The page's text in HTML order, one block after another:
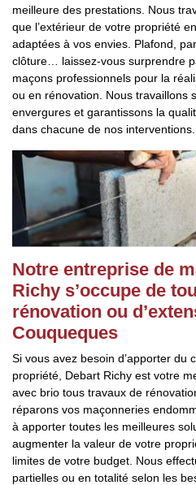
meilleure des prestations. Nous
que l’extérieur de votre propriété
adaptées à vos envies. Plafond,
clôture… laissez-vous surprendre
maçons professionnels pour la
ou en rénovation. Nous travaillons
envergures et garantissons la
dans chacune de nos interventions.
Notre entreprise de
Richy s’occupe de
rénovation ou
Couqueques
Si vous avez besoin d’apporter du
propriété, Debart Richy est votre
avec brio tous travaux de
réparons vos maçonneries
à apporter toutes les meilleures
augmenter la valeur de votre
limites de votre budget. Nous
partielles ou en totalité selon les